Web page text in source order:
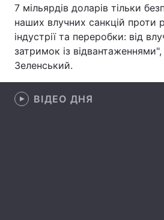
Архів
Контакти
Послуги
7 мільярдів доларів тільки
наших влучних санкцій проти
індустрії та переробки: від
затримок із
Зеленський.
ВІДЕО ДНЯ